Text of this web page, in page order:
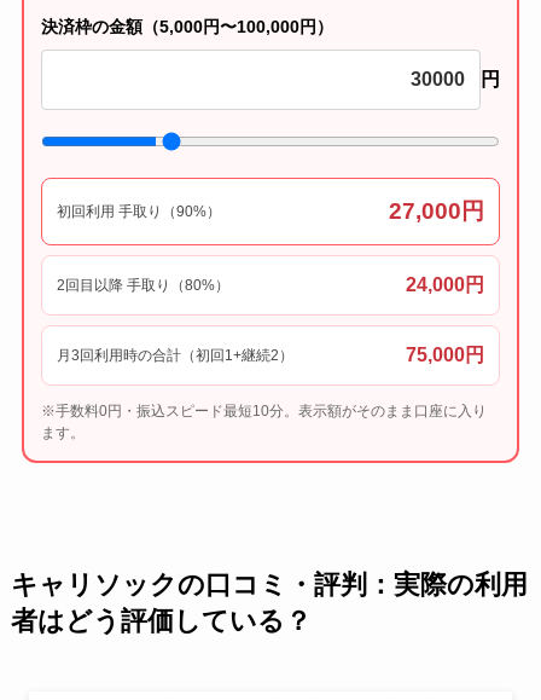
決済枠の金額（5,000円〜100,000円）
円
初回利用 手取り（90%） 27,000円
2回目以降 手取り（80%） 24,000円
月3回利用時の合計（初回1+継続2） 75,000円
※手数料0円・振込スピード最短10分。表示額がそのまま口座に入り
ます。
キャリソックの口コミ・評判：実際の利用
者はどう評価している？